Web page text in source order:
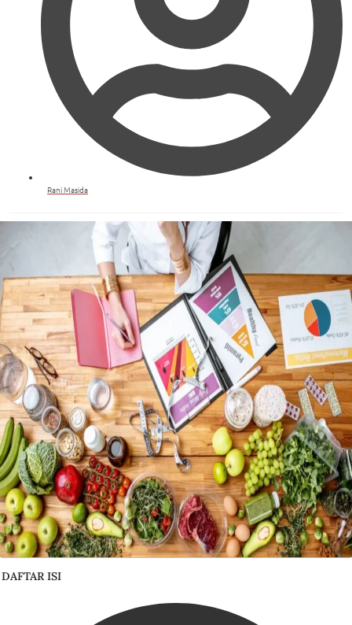
Rani Masida
DAFTAR ISI